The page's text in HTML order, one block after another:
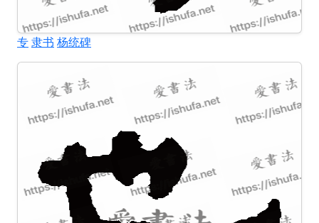
专隶书 杨统碑